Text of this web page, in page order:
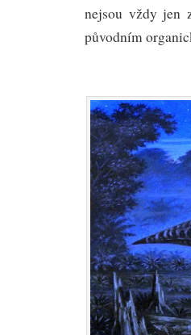
nejsou vždy jen
původním